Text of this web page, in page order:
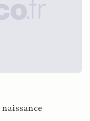
naissance